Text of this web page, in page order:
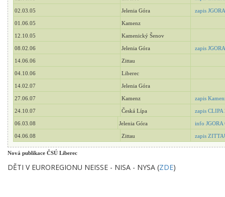
02.03.05 Jelenia Góra zapis
01.06.05 Kamenz
12.10.05 Kamenický Šenov
08.02.06 Jelenia Góra zapis
14.06.06 Zittau
04.10.06 Liberec
14.02.07 Jelenia Góra
27.06.07 Kamenz zapis
24.10.07 Česká Lípa zapis
06.03.08 Jelenia Góra info JGORA
04.06.08 Zittau zapis
Nová publikace ČSÚ Liberec
DĚTI V EUROREGIONU NEISSE - NISA - NYSA (ZDE)